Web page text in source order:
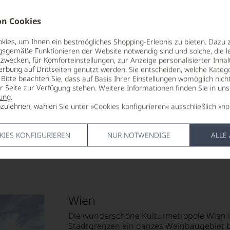
Cookies
um Ihnen ein bestmögliches Shopping-Erlebnis zu bieten. Dazu
Funktionieren der Website notwendig sind und solche, die
für Komforteinstellungen, zur Anzeige personalisierter
auf Drittseiten genutzt werden. Sie entscheiden, welche
beachten Sie, dass auf Basis Ihrer Einstellungen womöglich
Seite zur Verfügung stehen. Weitere Informationen finden Sie in
.
wählen Sie unter »Cookies konfigurieren« ausschließlich
KONFIGURIEREN NUR NOTWENDIGE ALLE
Punkte:
LAND
Österreich
FLASCHENGRÖSSE
0,75 L
GESCHMACK
0 g
SALZ
0 g
Wien
Die wunderschöne Kulturmetropole
Stadtgrenzen ein ganzes Weinbaugebiet